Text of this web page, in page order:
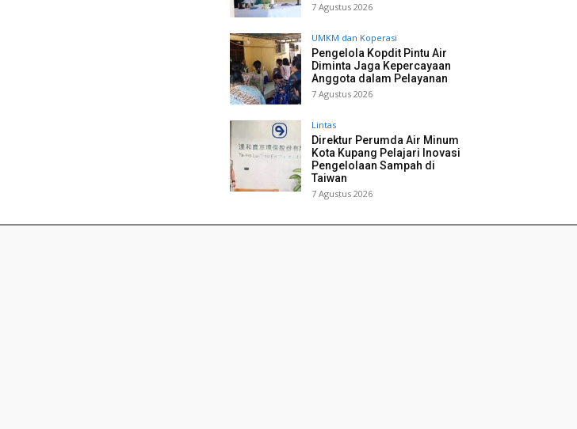
7 Agustus 2026
UMKM dan Koperasi
Pengelola Kopdit Pintu Air
Diminta Jaga Kepercayaan
Anggota dalam Pelayanan
7 Agustus 2026
Lintas
Direktur Perumda Air Minum
Kota Kupang Pelajari Inovasi
Pengelolaan Sampah di
Taiwan
7 Agustus 2026